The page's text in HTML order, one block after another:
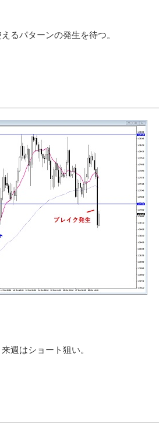
るパターンの発生を待つ。
週はショート狙い。